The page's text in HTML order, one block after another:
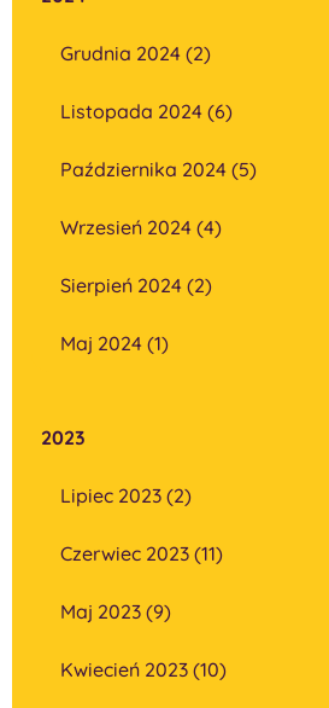
Grudnia 2024 (2)
Listopada 2024 (6)
Października 2024 (5)
Wrzesień 2024 (4)
Sierpień 2024 (2)
Maj 2024 (1)
2023
Lipiec 2023 (2)
Czerwiec 2023 (11)
Maj 2023 (9)
Kwiecień 2023 (10)